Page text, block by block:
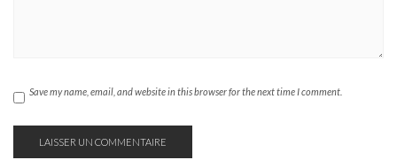
Save my name, email, and website in this browser for the next time I comment.